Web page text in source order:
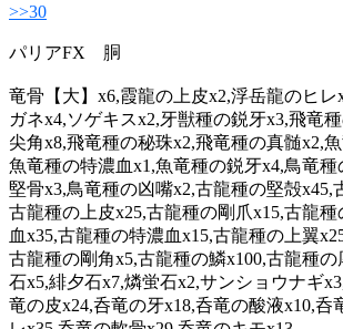
>>30
パリアFX 胴
竜骨【大】x6,霞龍の上皮x2,浮岳龍のヒレ
ガネx4,ソゲキスx2,牙獣種の鋭牙x3,飛竜
尖角x8,飛竜種の秘珠x2,飛竜種の真髄x2,
魚竜種の特濃血x1,魚竜種の鋭牙x4,鳥竜
堅骨x3,鳥竜種の凶嘴x2,古龍種の堅殻x45,
古龍種の上皮x25,古龍種の剛爪x15,古龍
血x35,古龍種の特濃血x15,古龍種の上翼
古龍種の剛角x5,古龍種の鱗x100,古龍種
石x5,緋夕石x7,燐蛍石x2,サンショウナギ
竜の皮x24,呑竜の牙x18,呑竜の酸液x10,呑